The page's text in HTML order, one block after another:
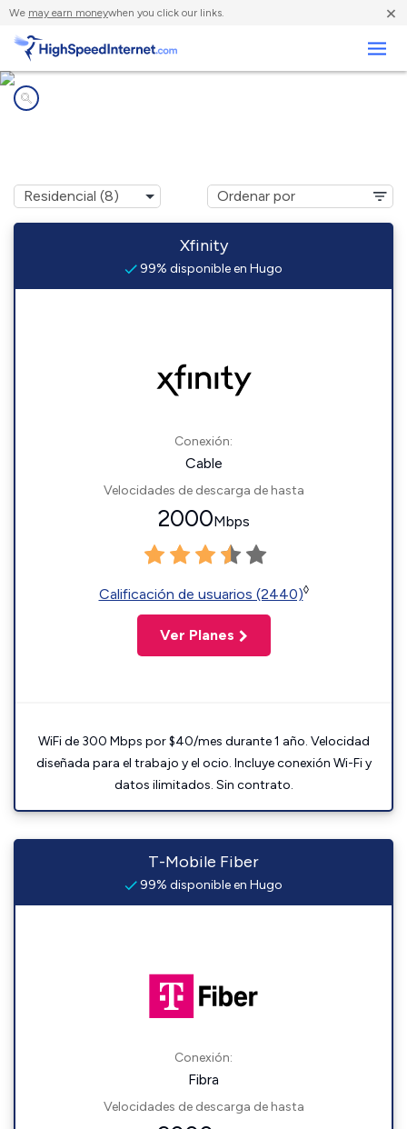
We may earn moneywhen you click our links. ×
Xfinity
99% disponible en Hugo
Conexión:
Cable
Velocidades de descarga de hasta
2000Mbps
Calificación de usuarios (2440)◊
Ver Planes
WiFi de 300 Mbps por $40/mes durante 1 año. Velocidad
diseñada para el trabajo y el ocio. Incluye conexión Wi-Fi y
datos ilimitados. Sin contrato.
T-Mobile Fiber
99% disponible en Hugo
Conexión:
Fibra
Velocidades de descarga de hasta